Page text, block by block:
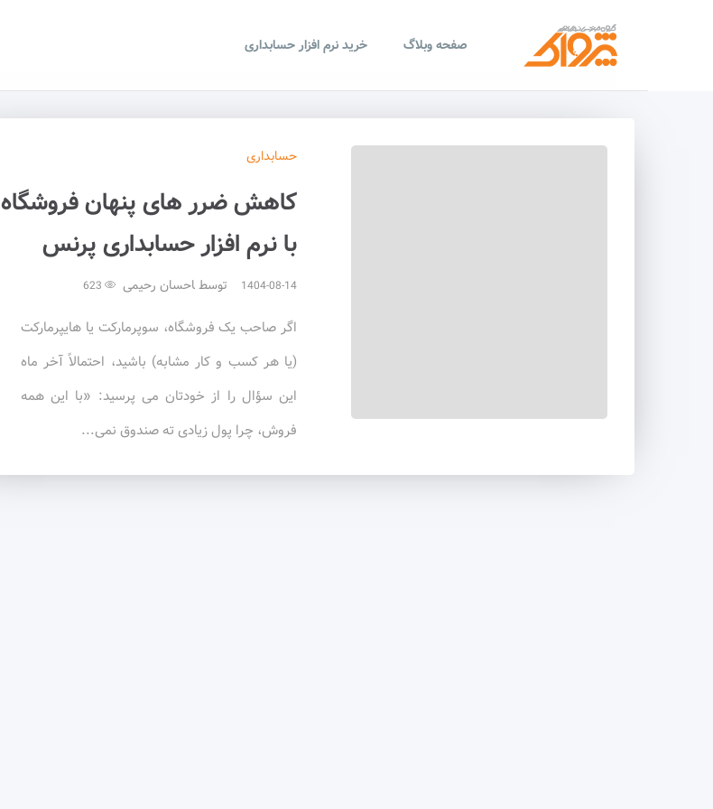
صفحه وبلاگ خرید نرم افزار حسابداری
حسابداری
کاهش ضرر های پنهان فروشگاه
با نرم افزار حسابداری پرنس
1404-08-14 توسط احسان رحیمی
اگر صاحب یک فروشگاه، سوپرمارکت یا هایپرمارکت
(یا هر کسب و کار مشابه) باشید، احتمالاً آخر ماه
این سؤال را از خودتان می پرسید: «با این همه
فروش، چرا پول زیادی ته صندوق نمی...